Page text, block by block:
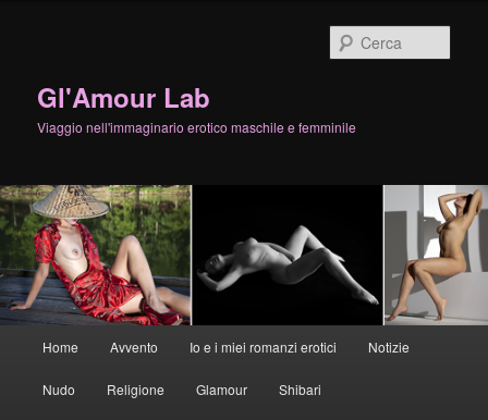
Gl'Amour Lab
Viaggio nell'immaginario erotico maschile e femminile
principale
Vai
al
Home Avvento Io e i miei romanzi erotici Notizie
Nudo Religione Glamour Shibari